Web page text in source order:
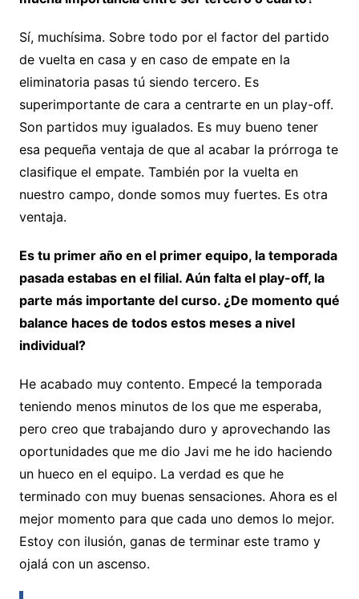
Sí, muchísima. Sobre todo por el factor del partido
de vuelta en casa y en caso de empate en la
eliminatoria pasas tú siendo tercero. Es
superimportante de cara a centrarte en un play-off.
Son partidos muy igualados. Es muy bueno tener
esa pequeña ventaja de que al acabar la prórroga te
clasifique el empate. También por la vuelta en
nuestro campo, donde somos muy fuertes. Es otra
ventaja.
Es tu primer año en el primer equipo, la temporada
pasada estabas en el filial. Aún falta el play-off, la
parte más importante del curso. ¿De momento qué
balance haces de todos estos meses a nivel
individual?
He acabado muy contento. Empecé la temporada
teniendo menos minutos de los que me esperaba,
pero creo que trabajando duro y aprovechando las
oportunidades que me dio Javi me he ido haciendo
un hueco en el equipo. La verdad es que he
terminado con muy buenas sensaciones. Ahora es el
mejor momento para que cada uno demos lo mejor.
Estoy con ilusión, ganas de terminar este tramo y
ojalá con un ascenso.